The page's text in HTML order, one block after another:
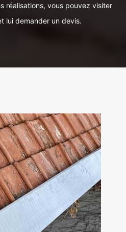
réalisations, vous pouvez visiter
lui demander un devis.